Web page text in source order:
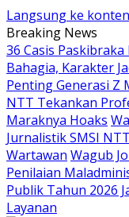
Langsung ke konten
Breaking News
36 Casis
Bahagia, Karakter
Penting Generasi Z
NTT Tekankan
Maraknya Hoaks
Jurnalistik SMSI
Wartawan Wagub
Penilaian
Publik Tahun 2026
Layanan